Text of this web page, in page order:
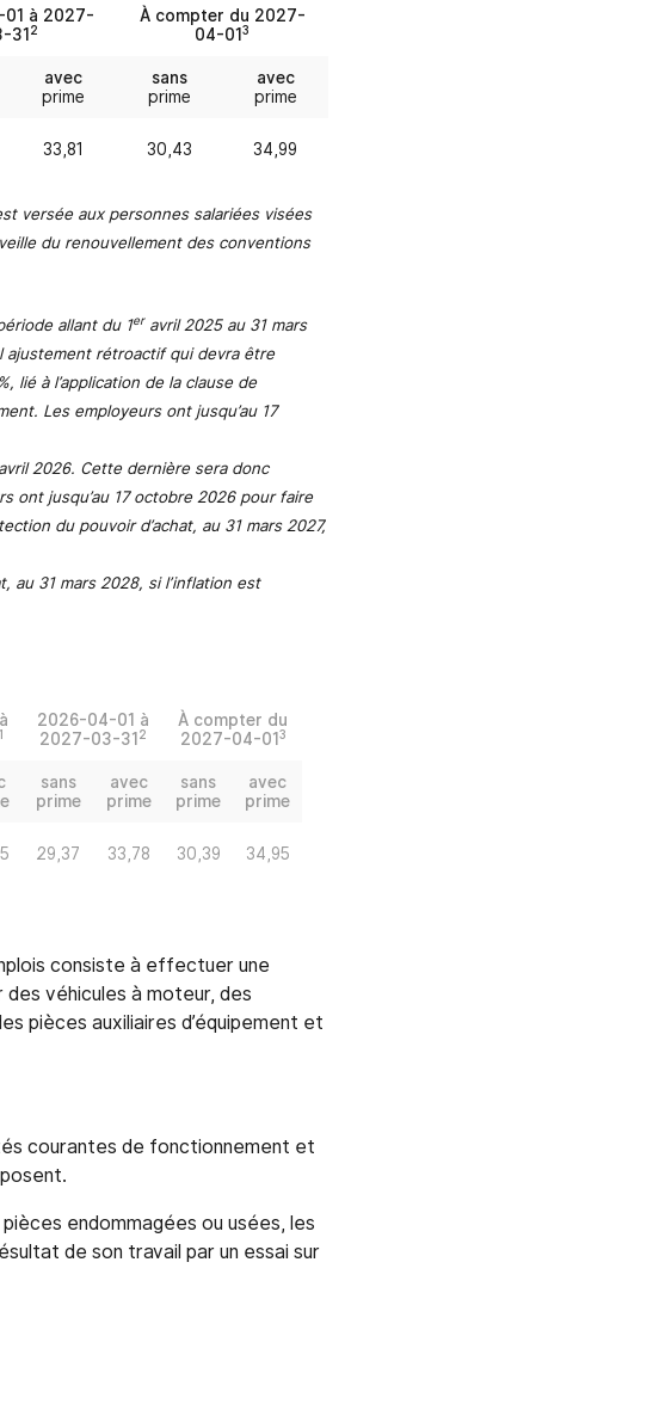
à 2027-
31 2
À compter du 2027-
04-01 3
avec
prime
sans
prime
avec
prime
33,81 30,43 34,99
versée aux personnes salariées visées
du renouvellement des conventions
allant du 1eravril 2025 au 31 mars
ajustement rétroactif qui devra être
lié à l’application de la clause de
Les employeurs ont jusqu’au 17
2026. Cette dernière sera donc
ont jusqu’au 17 octobre 2026 pour faire
du pouvoir d’achat, au 31 mars 2027,
au 31 mars 2028, si l’inflation est
1
2026-04-01 à
2027-03-31 2
À compter du
2027-04-01 3
sans
prime
avec
prime
sans
prime
avec
prime
29,37 33,78 30,39 34,95
consiste à effectuer une
véhicules à moteur, des
pièces auxiliaires d’équipement et
courantes de fonctionnement et
endommagées ou usées, les
de son travail par un essai sur